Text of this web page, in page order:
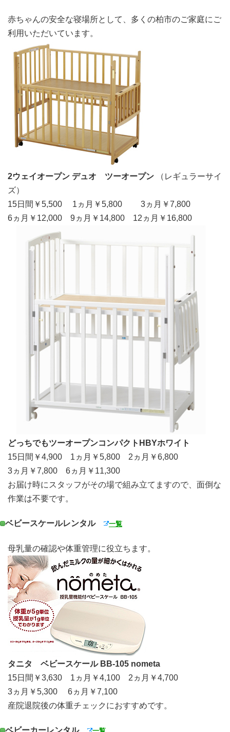
赤ちゃんの安全な寝場所として、多くの柏市のご家庭にご
利用いただいています。
2ウェイオープン デュオ ツーオープン （レギュラーサイ
ズ）
15日間￥5,500 1ヵ月￥5,800 3ヵ月￥7,800
6ヵ月￥12,000 9ヵ月￥14,800 12ヵ月￥16,800
どっちでもツーオープンコンパクトHBYホワイト
15日間￥4,900 1ヵ月￥5,800 2ヵ月￥6,800
3ヵ月￥7,800 6ヵ月￥11,300
お届け時にスタッフがその場で組み立てますので、面倒な
作業は不要です。
ベビースケールレンタル 一覧
母乳量の確認や体重管理に役立ちます。
タニタ ベビースケール BB-105 nometa
15日間￥3,630 1ヵ月￥4,100 2ヵ月￥4,700
3ヵ月￥5,300 6ヵ月￥7,100
産院退院後の体重チェックにおすすめです。
ベビーカーレンタル